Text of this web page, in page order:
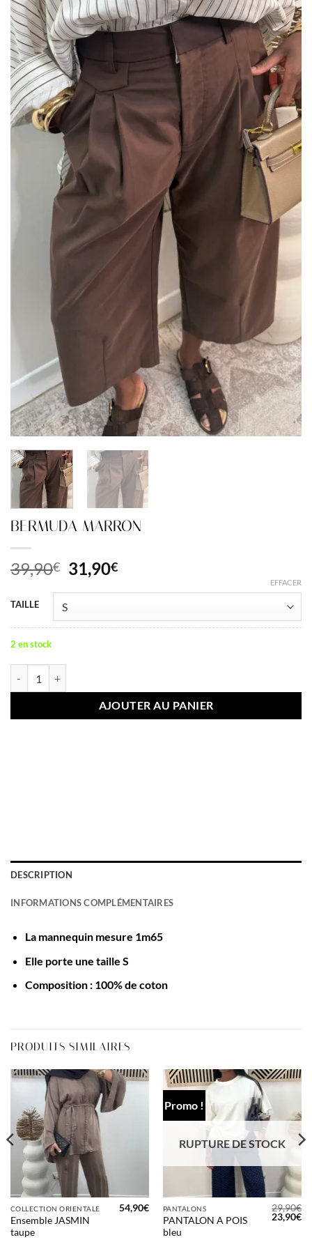
BERMUDA MARRON
39,90€ Le
prix
était :
39,90€.
31,90€Le
est :
31,90€.
TAILLE
EFFACER
2 en stock
AJOUTER AU PANIER
DESCRIPTION
INFORMATIONS COMPLÉMENTAIRES
La mannequin mesure 1m65
Elle porte une taille S
Composition : 100% de coton
PRODUITS SIMILAIRES
COLLECTION ORIENTALE
Ensemble JASMIN
taupe
54,90€
Promo !
RUPTURE DE STOCK
PANTALONS
PANTALON A POIS
bleu
29,90€
Le
prix
23,90€Le